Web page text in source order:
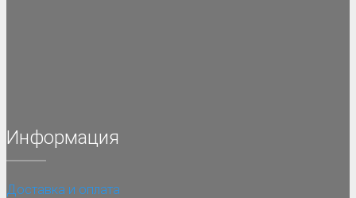
Информация
Доставка и оплата